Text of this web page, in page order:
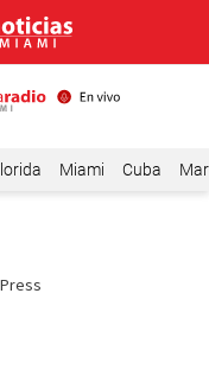
Miami Cuba